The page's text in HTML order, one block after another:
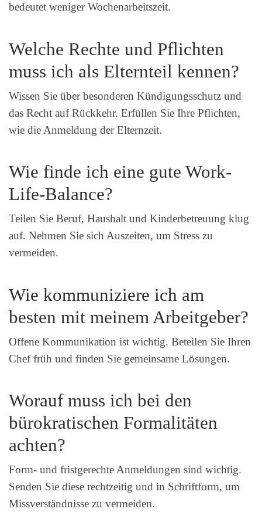
bedeutet weniger Wochenarbeitszeit.
Welche Rechte und Pflichten
muss ich als Elternteil kennen?
Wissen Sie über besonderen Kündigungsschutz und
das Recht auf Rückkehr. Erfüllen Sie Ihre Pflichten,
wie die Anmeldung der Elternzeit.
Wie finde ich eine gute Work-
Life-Balance?
Teilen Sie Beruf, Haushalt und Kinderbetreuung klug
auf. Nehmen Sie sich Auszeiten, um Stress zu
vermeiden.
Wie kommuniziere ich am
besten mit meinem Arbeitgeber?
Offene Kommunikation ist wichtig. Beteilen Sie Ihren
Chef früh und finden Sie gemeinsame Lösungen.
Worauf muss ich bei den
bürokratischen Formalitäten
achten?
Form- und fristgerechte Anmeldungen sind wichtig.
Senden Sie diese rechtzeitig und in Schriftform, um
Missverständnisse zu vermeiden.